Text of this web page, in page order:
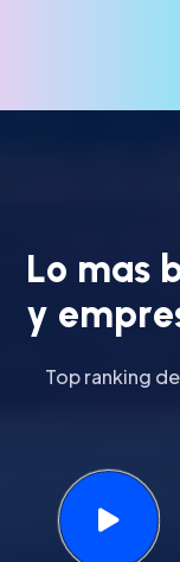
Lo mas
y empre
Top ranking